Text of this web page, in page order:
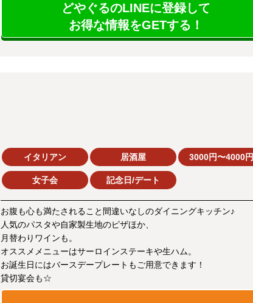
どやぐるのLINEに登録して
お得な情報をGETする！
イタリアン 居酒屋 3000円〜4000円
女子会 記念日/デート
お腹も心も満たされること間違いなしのダイニングキッチン♪
人気のパスタや自家製生地のピザほか、
月替わりワインも。
オススメメニューはサーロインステーキや生ハム。
お誕生日にはバースデープレートもご用意できます！
貸切宴会も☆